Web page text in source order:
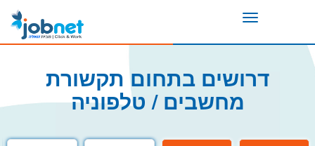
Toggle
דרושים בתחום תקשורת
מחשבים / טלפוניה